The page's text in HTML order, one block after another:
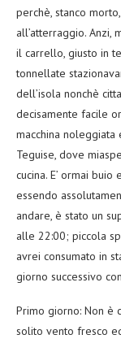
perchè, stanco
all’atterraggio. Anzi,
il carrello, giusto in
tonnellate
dell’isola nonchè
decisamente facile
macchina
Teguise, dove
cucina. E’ ormai
essendo
andare, è stato un
alle 22:00; piccola
avrei consumato in
giorno successivo
Primo giorno: Non
solito vento fresco